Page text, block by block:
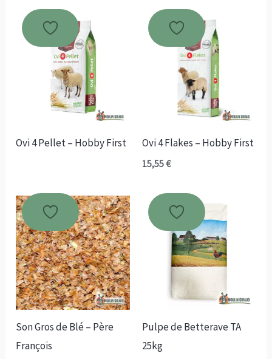
5,55 €
117,50 €
102,30 €
Ovi 4 Pellet – Hobby First Ovi 4 Flakes – Hobby First
15,55€
Son Gros de Blé – Père
François
Pulpe de Betterave TA
25kg